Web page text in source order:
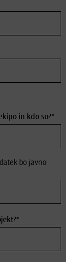
in kdo so?*
bo javno